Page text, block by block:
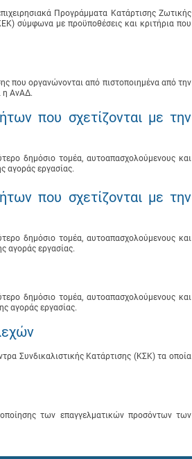
Προγράμματα Κατάρτισης Ζωτικής
σύμφωνα με προϋποθέσεις και κριτήρια που
που οργανώνονται από πιστοποιημένα από την
η ΑνΑΔ.
που σχετίζονται με την
δημόσιο τομέα, αυτοαπασχολούμενους και
αγοράς εργασίας.
που σχετίζονται με την
δημόσιο τομέα, αυτοαπασχολούμενους και
αγοράς εργασίας.
δημόσιο τομέα, αυτοαπασχολούμενους και
αγοράς εργασίας.
Συνδικαλιστικής Κατάρτισης (ΚΣΚ) τα οποία
των επαγγελματικών προσόντων των